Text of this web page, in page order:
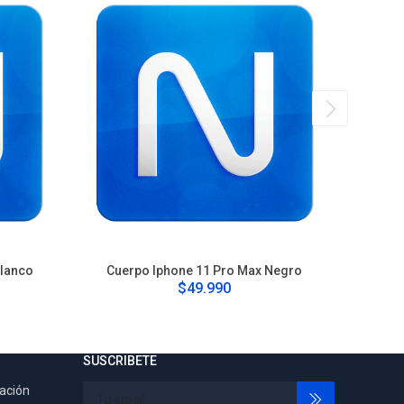
Cuerpo Iphone 11 Pro Max Negro
$49.990
SUSCRIBETE